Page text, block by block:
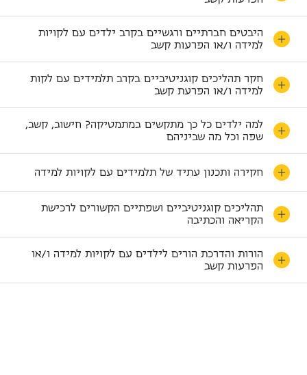
היבטים חברתיים ורגשיים בקרב ילדים עם לקויות
למידה ו/או הפרעות קשב
חקר תהליכים קוגניטיביים בקרב תלמידים עם לקות
למידה ו/או הפרעת קשב
למה ילדים כל כך מתקשים במתמטיקה? חישוב, קשב,
שפה וכל מה שביניהם
חקירה ותכנון עתיד של תלמידים עם לקויות למידה
תהליכים קוגניטיביים ושפתיים הקשורים לרכישת
הקריאה והכתיבה
הורות והדרכת הורים לילדים עם לקויות למידה ו/או
הפרעות קשב